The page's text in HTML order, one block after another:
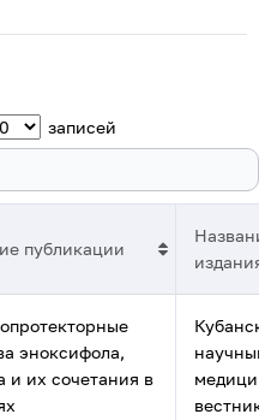
записей
публикации
издания
эноксифола,
и их сочетания в